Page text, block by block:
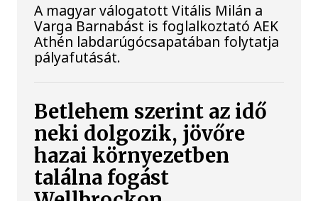
A magyar válogatott Vitális Milán a
Varga Barnabást is foglalkoztató AEK
Athén labdarúgócsapatában folytatja
pályafutását.
Betlehem szerint az idő
neki dolgozik, jövőre
hazai környezetben
találna fogást